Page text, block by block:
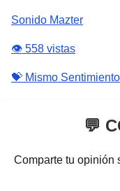
Sonido Mazter
👁️ 558 vistas
💝 Mismo Sentimiento
💬
Comparte tu opinión